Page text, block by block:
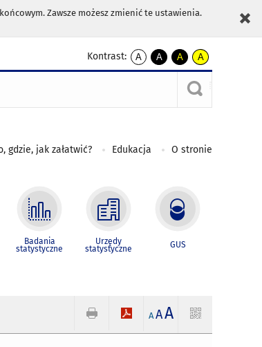
Zawsze możesz zmienić te ustawienia.
Kontrast:
A
kontrast
A
kontrast
czarnym
A
kontrast
żółty
tekst
czarnym
A
kontrast
czarny
tekst
żółtym
gdzie, jak załatwić? Edukacja O stronie
Badania
statystyczne
Urzędy
statystyczne GUS
A AA